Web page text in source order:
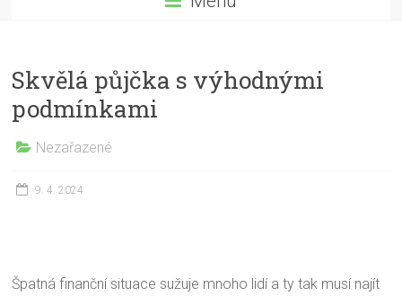
Skvělá půjčka s výhodnými
podmínkami
Nezařazené
9. 4. 2024
Špatná finanční situace sužuje mnoho lidí a ty tak musí najít